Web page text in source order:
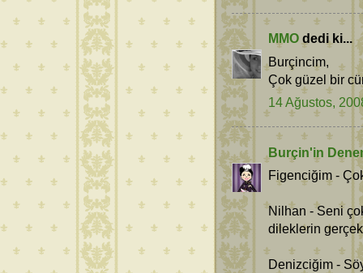
MMO dedi ki...
Burçincim,
Çok güzel bir
14 Ağustos,
Burçin'in
Figenciğim -
Nilhan - Seni
dileklerin
Denizciğim -